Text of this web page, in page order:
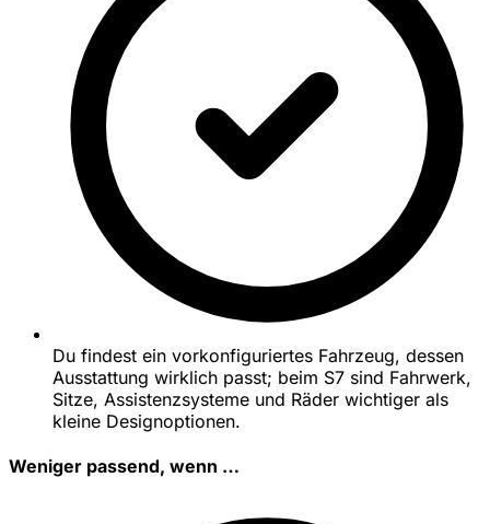
Du findest ein vorkonfiguriertes Fahrzeug, dessen
Ausstattung wirklich passt; beim S7 sind Fahrwerk,
Sitze, Assistenzsysteme und Räder wichtiger als
kleine Designoptionen.
Weniger passend, wenn …